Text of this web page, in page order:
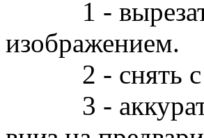
1 - вырезать
изображением.
2 - снять с
3 -